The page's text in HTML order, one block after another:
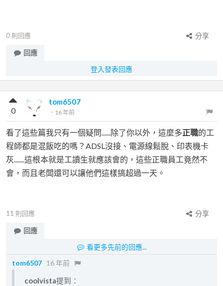
0 則回應
分享
回應
登入發表回應
tom6507
． 16 年前
0
看了這些篇我只有一個疑問......除了你以外，這麼多正職的工
程師都是混飯吃的嗎？ADSL沒接、電源線鬆脫、印表機卡
灰.......這根本就是工讀生就應該會的，這些正職員工竟然不
會，而且老闆還可以讓他們這樣搞超過一天。
11 則回應
分享
回應
看更多先前的回應...
tom6507 16 年前
coolvista提到：